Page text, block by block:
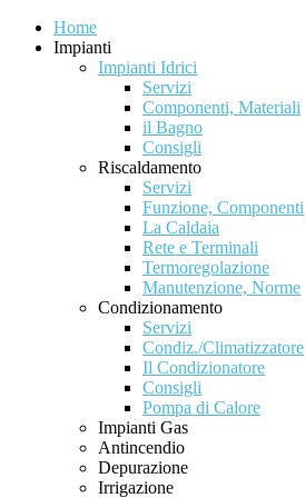
Home
Impianti
Impianti Idrici
Servizi
Componenti, Materiali
il Bagno
Consigli
Riscaldamento
Servizi
Funzione, Componenti
La Caldaia
Rete e Terminali
Termoregolazione
Manutenzione, Norme
Condizionamento
Servizi
Condiz./Climatizzatore
Il Condizionatore
Consigli
Pompa di Calore
Impianti Gas
Antincendio
Depurazione
Irrigazione